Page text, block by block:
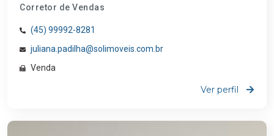
Corretor de Vendas
(45) 99992-8281
juliana.padilha@solimoveis.com.br
Venda
Ver perfil